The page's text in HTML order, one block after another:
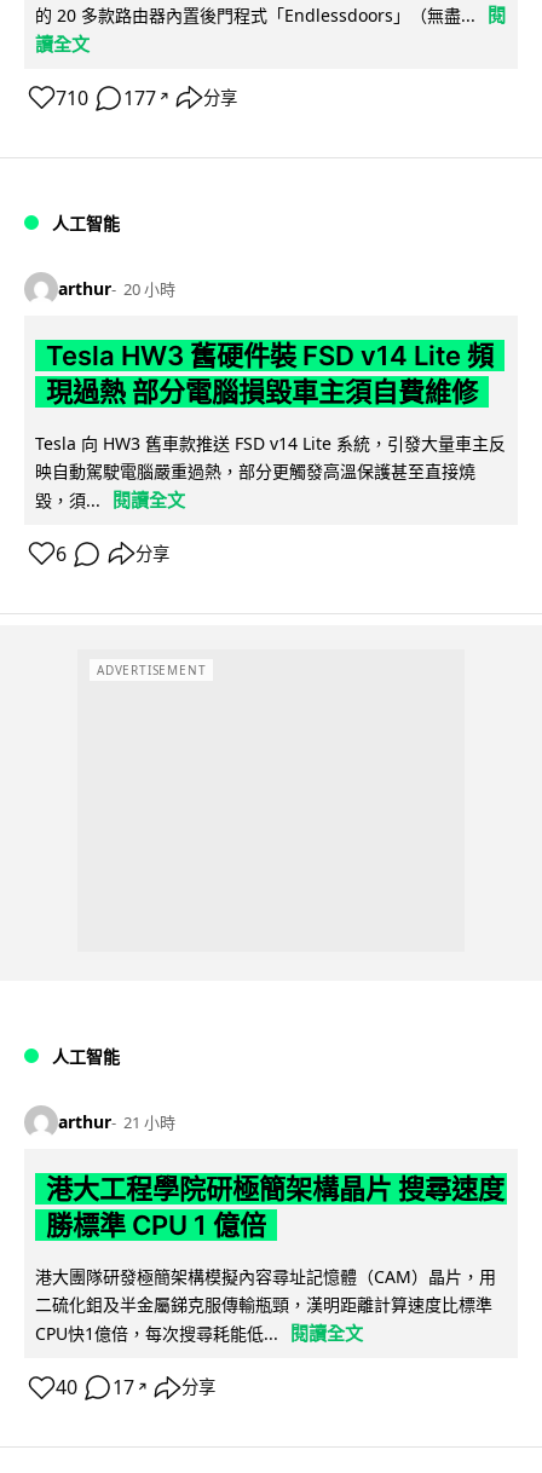
的 20 多款路由器內置後門程式「Endlessdoors」（無盡...
閱
讀全文
710 177 ↗ 分享
人工智能
arthur 20 小時
Tesla HW3 舊硬件裝 FSD v14 Lite 頻
現過熱 部分電腦損毀車主須自費維修
Tesla 向 HW3 舊車款推送 FSD v14 Lite 系統，引發大量車主反
映自動駕駛電腦嚴重過熱，部分更觸發高溫保護甚至直接燒
毀，須...
閱讀全文
6 分享
ADVERTISEMENT
人工智能
arthur 21 小時
港大工程學院研極簡架構晶片 搜尋速度
勝標準 CPU 1 億倍
港大團隊研發極簡架構模擬內容尋址記憶體（CAM）晶片，用
二硫化鉬及半金屬銻克服傳輸瓶頸，漢明距離計算速度比標準
CPU快1億倍，每次搜尋耗能低...
閱讀全文
40 17 ↗ 分享